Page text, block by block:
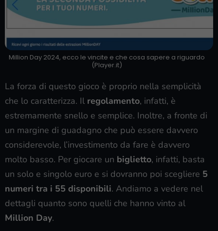
Million Day 2024, ecco le vincite e che cosa sapere a riguardo
(Player.it)
La forza di questo gioco è proprio nella semplicità
che lo caratterizza. Il regolamento, infatti, è
estremamente snello e semplice. Inoltre, a fronte di
un margine di guadagno che può essere davvero
considerevole, l’investimento da fare è davvero
molto basso. Per giocare un biglietto, infatti, basta
un solo e singolo euro e si dovranno poi scegliere 5
numeri tra i 55 disponibili. Andiamo a vedere nel
dettagli quanto sono quelli che hanno vinto al
Million Day.